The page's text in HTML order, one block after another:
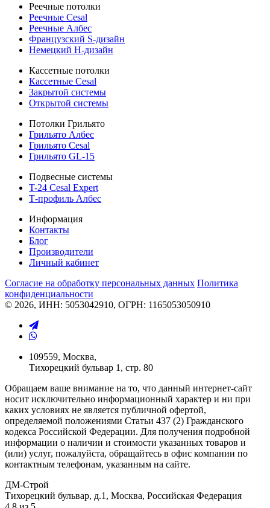
Реечные потолки
Реечные Cesal
Реечные Албес
Французский S-дизайн
Немецкий H-дизайн
Кассетные потолки
Кассетные Cesal
Закрытой системы
Открытой системы
Потолки Грильято
Грильято Албес
Грильято Cesal
Грильято GL-15
Подвесные системы
T-24 Cesal Expert
Т-профиль Албес
Информация
Контакты
Блог
Производители
Личный кабинет
Согласие на обработку персональных данных Политикa
конфиденциальности
© 2026, ИНН: 5053042910, ОГРН: 1165053050910
109559, Москва,
Тихорецкий бульвар 1, стр. 80
Обращаем ваше внимание на то, что данный интернет-сайт
носит исключительно информационный характер и ни при
каких условиях не является публичной офертой,
определяемой положениями Статьи 437 (2) Гражданского
кодекса Российской Федерации. Для получения подробной
информации о наличии и стоимости указанных товаров и
(или) услуг, пожалуйста, обращайтесь в офис компании по
контактным телефонам, указанным на сайте.
ДМ-Строй
Тихорецкий бульвар, д.1 , Москва, Российская Федерация